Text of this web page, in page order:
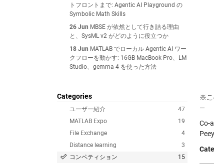
トフロントまで: Agentic AI Playground の
Symbolic Math Skills
26 Jun MBSE が依然として行き詰る理由
と、SysML v2 がどのように役立つか
18 Jun MATLAB でローカル Agentic AI ワー
クフローを動かす: 16GB MacBook Pro、LM
Studio、gemma 4 を使った方法
Categories
47
ユーザー紹介
19
MATLAB Expo
4
File Exchange
3
Distance learning
15
コンペティション
※こ
—
Co-